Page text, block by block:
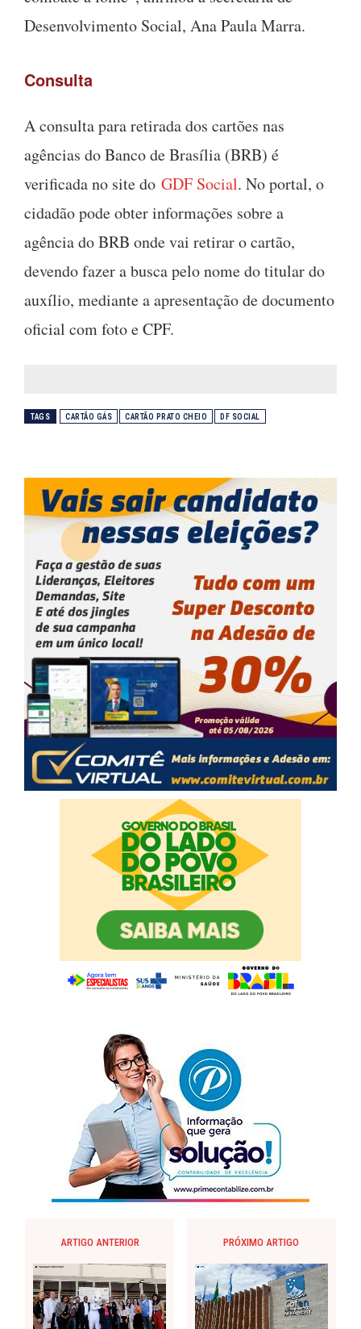
Desenvolvimento Social, Ana Paula Marra.
Consulta
A consulta para retirada dos cartões nas
agências do Banco de Brasília (BRB) é
verificada no site do GDF Social. No portal, o
cidadão pode obter informações sobre a
agência do BRB onde vai retirar o cartão,
devendo fazer a busca pelo nome do titular do
auxílio, mediante a apresentação de documento
oficial com foto e CPF.
TAGS CARTÃO GÁS CARTÃO PRATO CHEIO DF SOCIAL
ARTIGO ANTERIOR PRÓXIMO ARTIGO